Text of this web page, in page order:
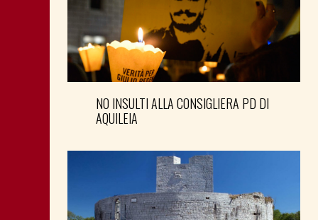
NO INSULTI ALLA CONSIGLIERA PD DI
AQUILEIA